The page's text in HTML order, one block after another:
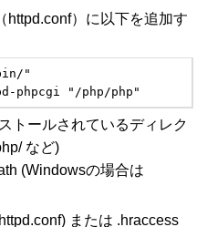
）に以下を追加す
"
phpcgi "/php/php"
ールされているディレク
など)
(Windowsの場合は
または .hraccess